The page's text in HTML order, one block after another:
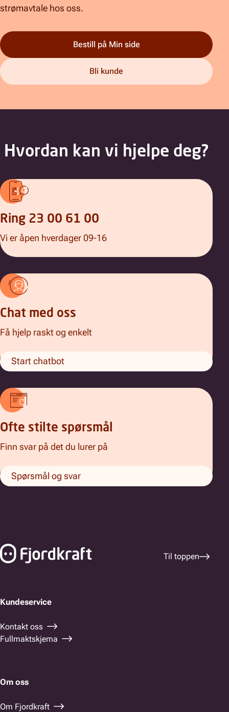
strømavtale hos oss.
Bestill på Min side
Bli kunde
Hvordan kan vi hjelpe deg?
Ring 23 00 61 00
Vi er åpen hverdager 09-16
Chat med oss
Få hjelp raskt og enkelt
Start chatbot
Ofte stilte spørsmål
Finn svar på det du lurer på
Spørsmål og svar
Til toppen
Kundeservice
Kontakt oss
Fullmaktskjema
Om oss
Om Fjordkraft